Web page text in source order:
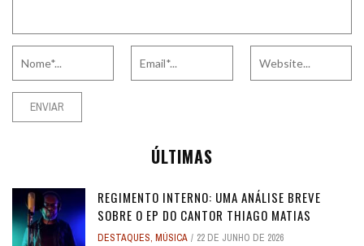
ÚLTIMAS
REGIMENTO INTERNO: UMA ANÁLISE BREVE
SOBRE O EP DO CANTOR THIAGO MATIAS
DESTAQUES, MÚSICA 22 DE JUNHO DE 2026